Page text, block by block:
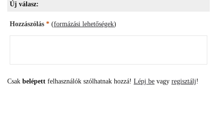
Új válasz:
Hozzászólás * (formázási lehetőségek)
Csak belépett felhasználók szólhatnak hozzá! Lépj be vagy regisztálj!